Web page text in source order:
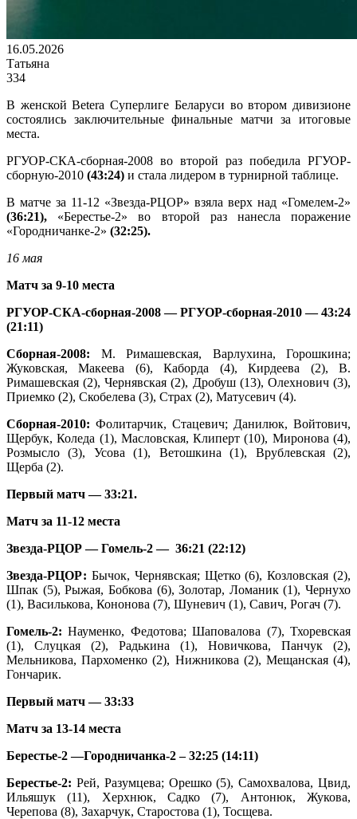
16.05.2026
Татьяна
334
В женской Betera Суперлиге Беларуси во втором дивизионе
состоялись заключительные финальные матчи за итоговые
места.
РГУОР-СКА-сборная-2008 во второй раз победила РГУОР-
сборную-2010 (43:24) и стала лидером в турнирной таблице.
В матче за 11-12 «Звезда-РЦОР» взяла верх над «Гомелем-2»
(36:21), «Берестье-2» во второй раз нанесла поражение
«Городничанке-2» (32:25).
16 мая
Матч за 9-10 места
РГУОР-СКА-сборная-2008 —РГУОР-сборная-2010 — 43:24
(21:11)
Сборная-2008: М. Римашевская, Варлухина, Горошкина;
Жуковская, Макеева (6), Каборда (4), Кирдеева (2), В.
Римашевская (2), Чернявская (2), Дробуш (13), Олехнович (3),
Приемко (2), Скобелева (3), Страх (2), Матусевич (4).
Сборная-2010: Фолитарчик, Стацевич; Данилюк, Войтович,
Щербук, Коледа (1), Масловская, Клиперт (10), Миронова (4),
Розмысло (3), Усова (1), Ветошкина (1), Врублевская (2),
Щерба (2).
Первый матч — 33:21.
Матч за 11-12 места
Звезда-РЦОР —Гомель-2 — 36:21 (22:12)
Звезда-РЦОР: Бычок, Чернявская; Щетко (6), Козловская (2),
Шпак (5), Рыжая, Бобкова (6), Золотар, Ломаник (1), Чернухо
(1), Василькова, Кононова (7), Шуневич (1), Савич, Рогач (7).
Гомель-2: Науменко, Федотова; Шаповалова (7), Тхоревская
(1), Слуцкая (2), Радькина (1), Новичкова, Панчук (2),
Мельникова, Пархоменко (2), Нижникова (2), Мещанская (4),
Гончарик.
Первый матч — 33:33
Матч за 13-14 места
Берестье-2 —Городничанка-2–32:25 (14:11)
Берестье-2: Рей, Разумцева; Орешко (5), Самохвалова, Цвид,
Ильяшук (11), Херхнюк, Садко (7), Антонюк, Жукова,
Черепова (8), Захарчук, Старостова (1), Тосщева.